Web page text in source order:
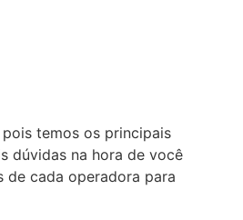
temos os principais
dúvidas na hora de você
de cada operadora para